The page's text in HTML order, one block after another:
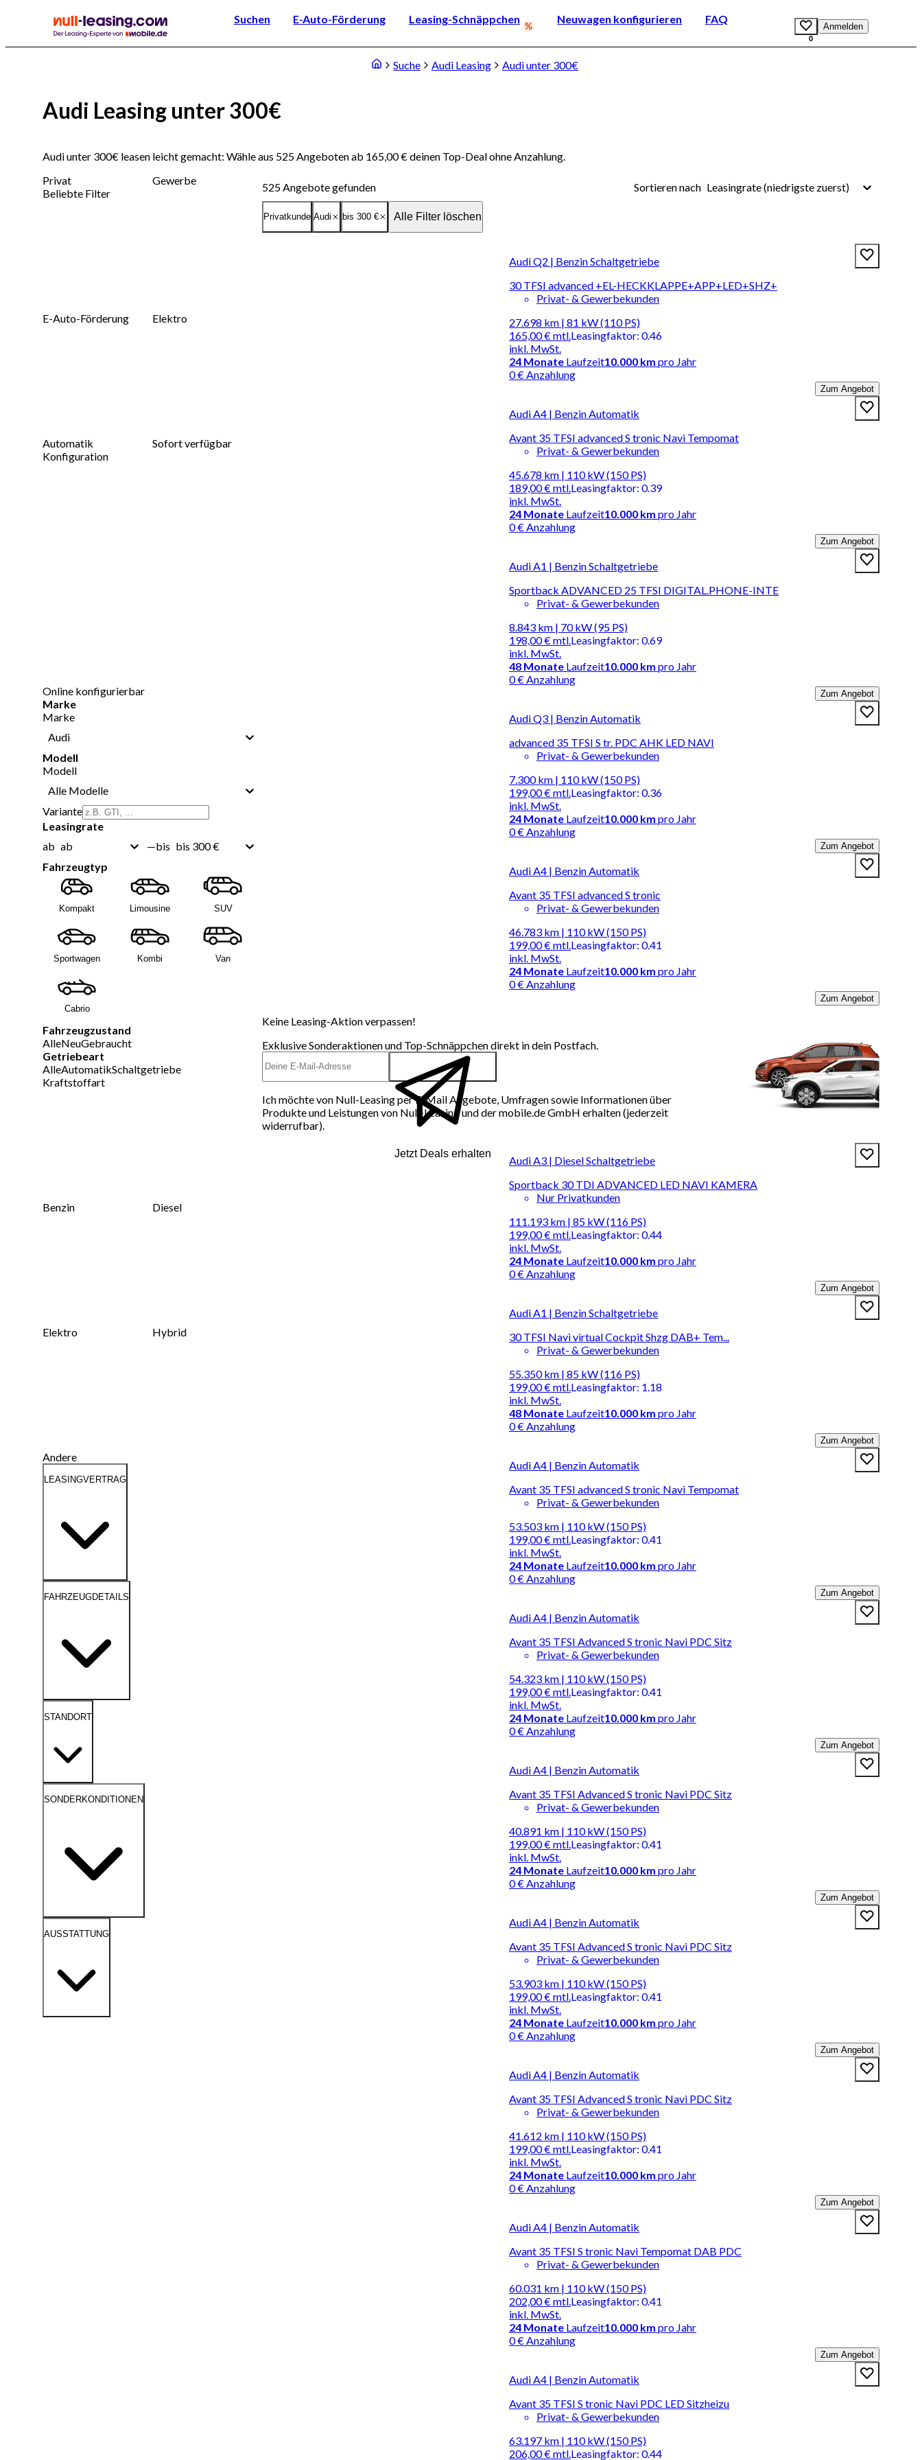
Suchen E-Auto-Förderung Leasing-Schnäppchen Neuwagen konfigurieren FAQ
0
Anmelden
Suche Audi Leasing Audi unter 300€
Audi Leasing unter 300€
Audi unter 300€ leasen leicht gemacht: Wähle aus 525 Angeboten ab 165,00 € deinen Top-Deal ohne Anzahlung.
Privat
Gewerbe
Beliebte Filter
E-Auto-Förderung Elektro
Automatik
Sofort verfügbar
Konfiguration
Online konfigurierbar
Marke
Marke
Audi
Modell
Modell
Alle Modelle
Variante
Leasingrate
ab ab —bis bis 300 €
Fahrzeugtyp
Kompakt Limousine SUV
Sportwagen Kombi Van
Cabrio
Fahrzeugzustand
AlleNeuGebraucht
Getriebeart
AlleAutomatikSchaltgetriebe
Kraftstoffart
Benzin Diesel
Elektro Hybrid
Andere
LEASINGVERTRAG
FAHRZEUGDETAILS
STANDORT
SONDERKONDITIONEN
AUSSTATTUNG
525Angebote gefunden Sortieren nach Leasingrate (niedrigste zuerst)
Privatkunde Audi bis 300 € Alle Filter löschen
Audi Q2 | Benzin Schaltgetriebe
30 TFSI advanced +EL-HECKKLAPPE+APP+LED+SHZ+
Privat- & Gewerbekunden
27.698 km | 81 kW (110 PS)
165,00 €mtl.
inkl. MwSt.
Leasingfaktor: 0.46
24 Monate Laufzeit10.000 km pro Jahr
0 € Anzahlung
Zum Angebot
Audi A4 | Benzin Automatik
Avant 35 TFSI advanced S tronic Navi Tempomat
Privat- & Gewerbekunden
45.678 km | 110 kW (150 PS)
189,00 €mtl.
inkl. MwSt.
Leasingfaktor: 0.39
24 Monate Laufzeit10.000 km pro Jahr
0 € Anzahlung
Zum Angebot
Audi A1 | Benzin Schaltgetriebe
Sportback ADVANCED 25 TFSI DIGITAL.PHONE-INTE
Privat- & Gewerbekunden
8.843 km | 70 kW (95 PS)
198,00 €mtl.
inkl. MwSt.
Leasingfaktor: 0.69
48 Monate Laufzeit10.000 km pro Jahr
0 € Anzahlung
Zum Angebot
Audi Q3 | Benzin Automatik
advanced 35 TFSI S tr. PDC AHK LED NAVI
Privat- & Gewerbekunden
7.300 km | 110 kW (150 PS)
199,00 €mtl.
inkl. MwSt.
Leasingfaktor: 0.36
24 Monate Laufzeit10.000 km pro Jahr
0 € Anzahlung
Zum Angebot
Audi A4 | Benzin Automatik
Avant 35 TFSI advanced S tronic
Privat- & Gewerbekunden
46.783 km | 110 kW (150 PS)
199,00 €mtl.
inkl. MwSt.
Leasingfaktor: 0.41
24 Monate Laufzeit10.000 km pro Jahr
0 € Anzahlung
Zum Angebot
Keine Leasing-Aktion verpassen!
Exklusive Sonderaktionen und Top-Schnäppchen direkt in dein Postfach.
Jetzt Deals erhalten
Ich möchte von Null-Leasing per E-Mail Angebote, Umfragen sowie Informationen über
Produkte und Leistungen von Null-Leasing und der mobile.de GmbH erhalten (jederzeit
widerrufbar).
Audi A3 | Diesel Schaltgetriebe
Sportback 30 TDI ADVANCED LED NAVI KAMERA
Nur Privatkunden
111.193 km | 85 kW (116 PS)
199,00 €mtl.
inkl. MwSt.
Leasingfaktor: 0.44
24 Monate Laufzeit10.000 km pro Jahr
0 € Anzahlung
Zum Angebot
Audi A1 | Benzin Schaltgetriebe
30 TFSI Navi virtual Cockpit Shzg DAB+ Tem...
Privat- & Gewerbekunden
55.350 km | 85 kW (116 PS)
199,00 €mtl.
inkl. MwSt.
Leasingfaktor: 1.18
48 Monate Laufzeit10.000 km pro Jahr
0 € Anzahlung
Zum Angebot
Audi A4 | Benzin Automatik
Avant 35 TFSI advanced S tronic Navi Tempomat
Privat- & Gewerbekunden
53.503 km | 110 kW (150 PS)
199,00 €mtl.
inkl. MwSt.
Leasingfaktor: 0.41
24 Monate Laufzeit10.000 km pro Jahr
0 € Anzahlung
Zum Angebot
Audi A4 | Benzin Automatik
Avant 35 TFSI Advanced S tronic Navi PDC Sitz
Privat- & Gewerbekunden
54.323 km | 110 kW (150 PS)
199,00 €mtl.
inkl. MwSt.
Leasingfaktor: 0.41
24 Monate Laufzeit10.000 km pro Jahr
0 € Anzahlung
Zum Angebot
Audi A4 | Benzin Automatik
Avant 35 TFSI Advanced S tronic Navi PDC Sitz
Privat- & Gewerbekunden
40.891 km | 110 kW (150 PS)
199,00 €mtl.
inkl. MwSt.
Leasingfaktor: 0.41
24 Monate Laufzeit10.000 km pro Jahr
0 € Anzahlung
Zum Angebot
Audi A4 | Benzin Automatik
Avant 35 TFSI Advanced S tronic Navi PDC Sitz
Privat- & Gewerbekunden
53.903 km | 110 kW (150 PS)
199,00 €mtl.
inkl. MwSt.
Leasingfaktor: 0.41
24 Monate Laufzeit10.000 km pro Jahr
0 € Anzahlung
Zum Angebot
Audi A4 | Benzin Automatik
Avant 35 TFSI Advanced S tronic Navi PDC Sitz
Privat- & Gewerbekunden
41.612 km | 110 kW (150 PS)
199,00 €mtl.
inkl. MwSt.
Leasingfaktor: 0.41
24 Monate Laufzeit10.000 km pro Jahr
0 € Anzahlung
Zum Angebot
Audi A4 | Benzin Automatik
Avant 35 TFSI S tronic Navi Tempomat DAB PDC
Privat- & Gewerbekunden
60.031 km | 110 kW (150 PS)
202,00 €mtl.
inkl. MwSt.
Leasingfaktor: 0.41
24 Monate Laufzeit10.000 km pro Jahr
0 € Anzahlung
Zum Angebot
Audi A4 | Benzin Automatik
Avant 35 TFSI S tronic Navi PDC LED Sitzheizu
Privat- & Gewerbekunden
63.197 km | 110 kW (150 PS)
206,00 €mtl. Leasingfaktor: 0.44